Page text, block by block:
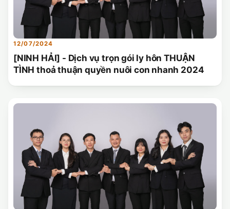
12/07/2024
[NINH HẢI] - Dịch vụ trọn gói ly hôn THUẬN
TÌNH thoả thuận quyền nuôi con nhanh 2024